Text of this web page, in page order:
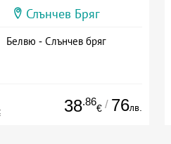
Слънчев Бряг
Белвю - Слънчев бряг
38.86
€ / 76лв.